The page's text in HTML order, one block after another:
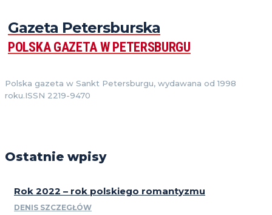
Gazeta Petersburska
POLSKA GAZETA W PETERSBURGU
Polska gazeta w Sankt Petersburgu, wydawana od 1998
roku.ISSN 2219-9470
Ostatnie wpisy
Rok 2022 – rok polskiego romantyzmu
DENIS SZCZEGŁÓW